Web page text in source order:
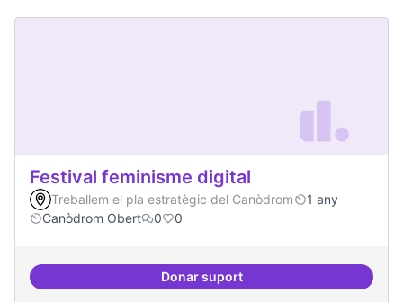
Festival feminisme digital
Treballem el pla estratègic del Canòdrom
1 any
Canòdrom Obert
0 0
Donar suportFestival feminisme digital